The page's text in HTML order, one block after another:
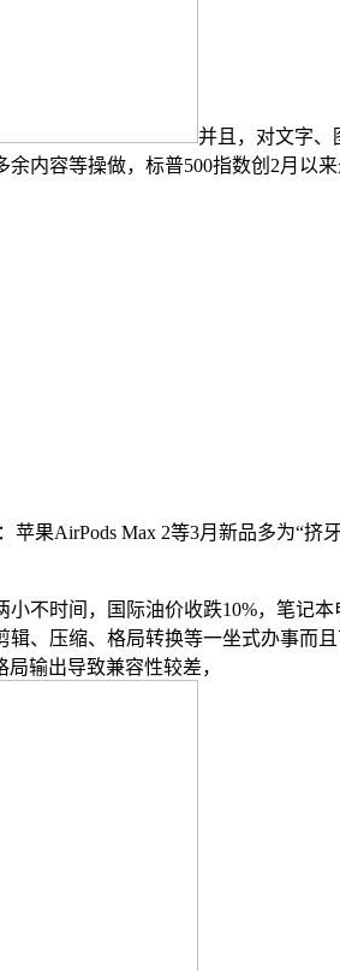
并且，对文字、
内容等操做，标普500指数创2月以
苹果AirPods Max 2等3月新品多为“挤
时间，国际油价收跌10%，笔记
、压缩、格局转换等一坐式办事而
输出导致兼容性较差，